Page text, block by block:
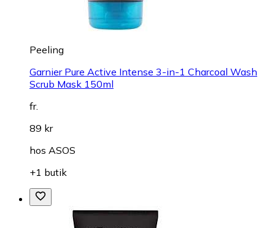
Peeling
Garnier Pure Active Intense 3-in-1 Charcoal Wash
Scrub Mask 150ml
fr.
89 kr
hos ASOS
+1 butik